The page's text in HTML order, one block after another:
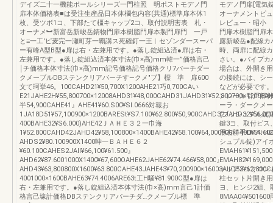
デイズ二十一機能ボールシリーズ一門柱照 明ポストモデノ門
扉本体価格表■は受注生産品日本体欄包内容(共通)標準扉本体1
枚、受ツボ1コ、下部たて橿キャップ2コ、取付説明害表 札・
オーナメ︼新富岳新峻岳錆物門扉本樹脂門扉本製門扉門 一戸
と≡一工′ピ麦完一瀬町芽一覇講ス死確釘一王︱セゾンダ一スーパ
ー有峰A型B型●扉は右・左兼用です。●落し錠組込済●扉は右・
左兼用です。●落し錠組込済本体寸法(巾×高)mm韓一”価格言己
￨チ価格本体寸法(巾×高)mm記号価格記号価格クリ7パーチダー
クメーブルDBステンクリアバーチす―クメ"ブ】標 準 扉600
文て珂挙46。100CAHD21¥50,700X1200AHE21巧0,700CAい
半54,900CAHE41』AHE41¥60.S00¥Sl.0666対報お
400BAHE32¥S6.000)AHE42ＪＡＨＥ３２一巾海
AHDS2¥80.100900X1400呻一ＢＡＨＥ６２
¥60.100CAHES2JAll¥66,100¥61.500』
AHD62¥87.6001000X1400¥67,600OAHE62JAHE62¥74.466¥58,000』
4001000×1600BAHE63¥74.4006ARE63t工H騒¥81.900C型●扉は
右・左兼用です。●落し錠組込済本体寸法(巾×高)mm言己1計価
格言己壕計価格DBステンクリアバーチダ…クメーブル標 準
モデノ門扉[電気
オーナメントピ
レビュー・昭小
門扉木樹脂門扉
露新崚岳●配線カ
時、両扉に配線
さい。●パイプ
場合は、外開き
の接続には、シ
などが必要です
ンレール引戸部
ーラ・ダークメ
(プッシュプル錠
鍵3コ、取付ビス
用右勝手
シュプル錠)アイ
ャッア2コフロン
柱セット片開き
ヨ、ヒンジ2組、